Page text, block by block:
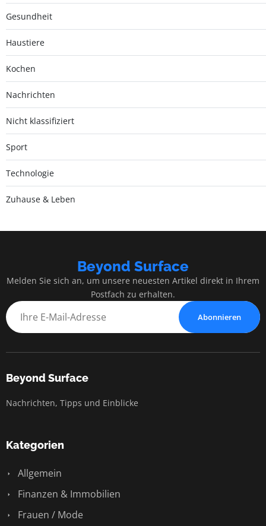
Gesundheit
Haustiere
Kochen
Nachrichten
Nicht klassifiziert
Sport
Technologie
Zuhause & Leben
Beyond Surface
Melden Sie sich an, um unsere neuesten Artikel direkt in Ihrem
Postfach zu erhalten.
Abonnieren
Beyond Surface
Nachrichten, Tipps und Einblicke
Kategorien
Allgemein
Finanzen & Immobilien
Frauen / Mode